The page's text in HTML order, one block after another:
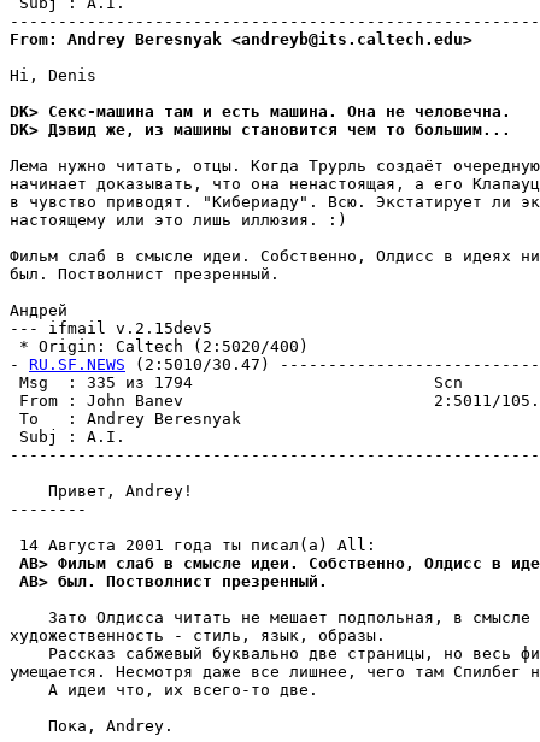
From: Andrey Beresnyak <andreyb@its.caltech.edu>
Hi, Denis
DK> Секс-машина там и есть машина. Она не человечна.
DK> Дэвид же, из машины становится чем то большим...
Лема нужно читать, отцы. Когда Трурль создаёт
начинает доказывать, что она ненастоящая, а его
в чувство приводят. "Кибериаду". Всю. Экстатирует ли
настоящему или это лишь иллюзия. :)
Фильм слаб в смысле идеи. Собственно, Олдисс в идеях
был. Постволнист презренный.
Андрей
--- ifmail v.2.15dev5
* Origin: Caltech (2:5020/400)
- RU.SF.NEWS (2:5010/30.47)
Msg  : 335 из 1794
From : John Banev                          2:5011/
To   : Andrey Beresnyak
Subj :
    Привет, Andrey!
--------
AB> Фильм слаб в смысле идеи. Собственно, Олдисс в
AB> был. Постволнист презренный.
Зато Олдисса читать не мешает подпольная, в смысле
художественность - стиль, язык, образы.
Рассказ сабжевый буквально две страницы, но весь
умещается. Hесмотря даже все лишнее, чего там Спилбег
    А идеи что, их всего-то две.
    Пока, Andrey.